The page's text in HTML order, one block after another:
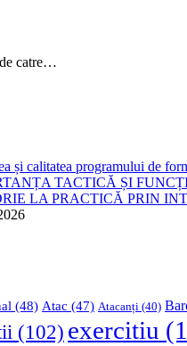
catre…
și calitatea programului de
TACTICĂ ȘI
LA PRACTICĂ PRIN
(48) Atac (47) Atacanți (40)
(102) exercitiu